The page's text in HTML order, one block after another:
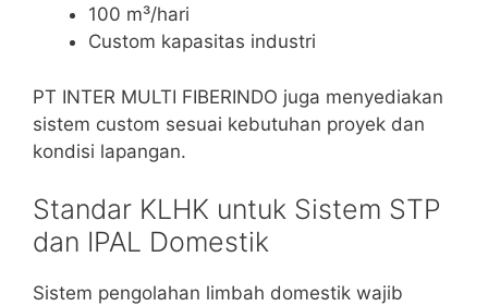
100 m³/hari
Custom kapasitas industri
PT INTER MULTI FIBERINDO juga menyediakan
sistem custom sesuai kebutuhan proyek dan
kondisi lapangan.
Standar KLHK untuk Sistem STP
dan IPAL Domestik
Sistem pengolahan limbah domestik wajib